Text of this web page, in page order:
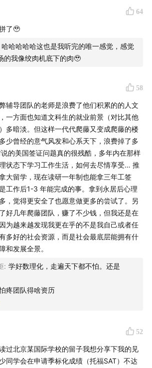
64
了🥹
哈哈哈哈哈这也是我听完的唯一感觉，感觉
的我像绞肉机底下的肉🥹
58
辅导团队的老师是浪费了他们积累的的人文
一方面也知道文科生的就业前景（对比其他
多暗淡。但这样一代代爬藤又变成爬藤的楼
少曾经的意气风发和心系天下，浪费掉了多
的美国签证问题真的很残酷，多年内在那样
状态下学习工作生活，如何去尽情享受… 推
大留学，现在读研一年制也能拿三年工签
工作后1-3 年能完成的事。拿到永居后心理
，觉得更安全了也愿意做更多的尝试了。另
好几年爬藤团队，赚了不少钱，但我还是在
为越来越发现我更在乎的不是我自己或者任
多好的社会资源，而是社会最底层能拥有什
和发展全景。
: 学好数理化，走遍天下都不怕。还是
疼团队得啥资历
52
过北京某国际学校的留子我想分享下我的见
同学会在申请季标化成绩（托福SAT）不达